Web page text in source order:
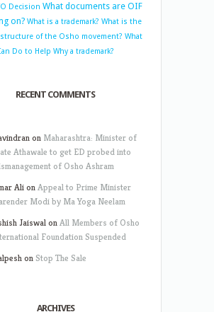
Decision What documents are OIF
on? What is a trademark? What is the
structure of the Osho movement? What
Do to Help Why a trademark?
RECENT COMMENTS
on Maharashtra: Minister of
Athawale to get ED probed into
of Osho Ashram
AlionAppeal to Prime Minister
Modi by Ma Yoga Neelam
JaiswalonAll Members of Osho
Foundation Suspended
on Stop The Sale
ARCHIVES